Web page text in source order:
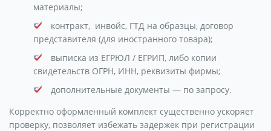
материалы;
контракт, инвойс, ГТД на образцы, договор
представителя (для иностранного товара);
выписка из ЕГРЮЛ / ЕГРИП, либо копии
свидетельств ОГРН, ИНН, реквизиты фирмы;
дополнительные документы — по запросу.
Корректно оформленный комплект существенно ускоряет
проверку, позволяет избежать задержек при регистрации